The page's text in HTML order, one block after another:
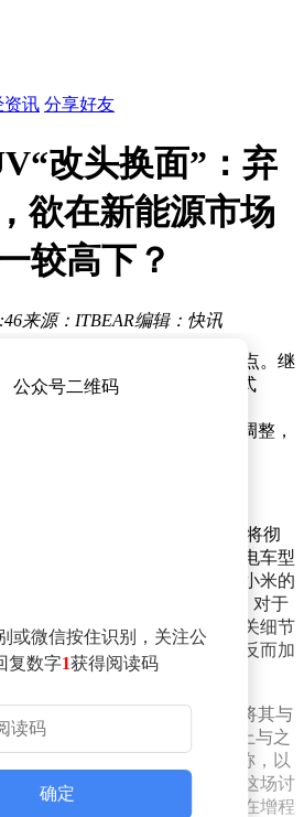
资讯 分享好友
改头换面”：弃
欲在新能源市场
较高下？
来源：ITBEAR编辑：快讯
烈，小米汽车再次成为行业焦点。继
突破后，小米正筹备一款增程式
新独立子品牌“寻天”（SKY
传言的YU9命名。这一战略调整，
布局进入新阶段。
部代号“昆仑N3”的增程SUV，将彻
从标识到市场定位均与现有纯电车型
费者将不会在增程车型上看到小米的
新子品牌“寻天”接触这一产品。对于
正面回应，仅表示汽车业务相关细节
对外披露计划。这种模糊态度反而加
命名引发了网友热议。许多人将其与
阵对比，认为“寻天”需在气场上与之
“无界”“无疆”等更具格局的名称，以
管官方尚未确认最终命名，但这场讨
品牌的期待——它被视为小米在增程
或微信按住识别，关注公
复数字1获得阅读码
确定